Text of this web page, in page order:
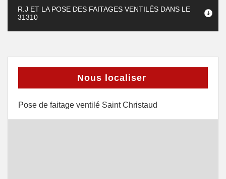
R.J ET LA POSE DES FAITAGES VENTILÉS DANS LE
31310
Nous localiser
Pose de faitage ventilé Saint Christaud